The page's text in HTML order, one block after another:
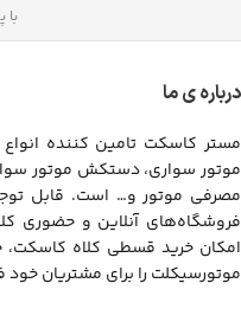
درباره ی ما
مستر کاسکت تامین کننده
موتور سواری، دستکش موتور
مصرفی موتور و… است. قابل
فروشگاه‌های آنلاین و حضوری
امکان خرید قسطی کلاه
موتورسیکلت را برای مشتریان